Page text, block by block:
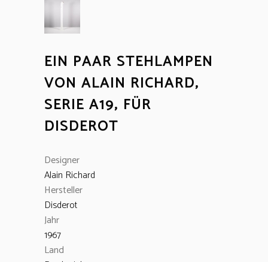
EIN PAAR STEHLAMPEN
VON ALAIN RICHARD,
SERIE A19, FÜR
DISDEROT
Designer
Alain Richard
Hersteller
Disderot
Jahr
1967
Land